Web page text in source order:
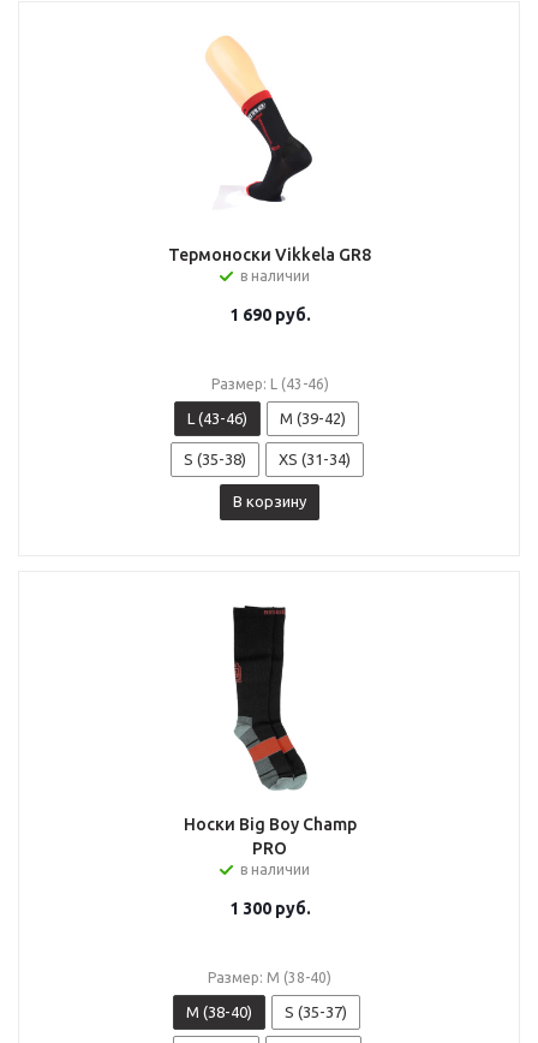
Термоноски Vikkela GR8
в наличии
1 690руб.
Размер: L (43-46)
L (43-46) M (39-42)
S (35-38) XS (31-34)
В корзину
Носки Big Boy Champ
PRO
в наличии
1 300руб.
Размер: M (38-40)
M (38-40) S (35-37)